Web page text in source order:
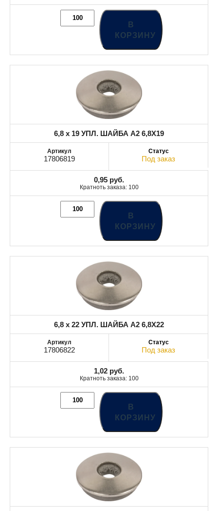
В
КОРЗИНУ
6,8 x 19 УПЛ. ШАЙБА A2 6,8X19
17806819 Под заказ
0,95 руб.
Кратноть заказа: 100
В
КОРЗИНУ
6,8 x 22 УПЛ. ШАЙБА A2 6,8X22
17806822 Под заказ
1,02 руб.
Кратноть заказа: 100
В
КОРЗИНУ